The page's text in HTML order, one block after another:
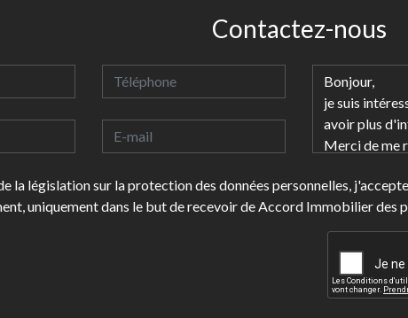
Contactez-nous
la législation sur la protection des données personnelles,
uniquement dans le but de recevoir de Accord Immobilier des